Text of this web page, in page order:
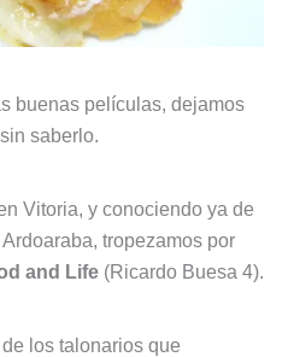
buenas películas, dejamos
saberlo.
Vitoria, y conociendo ya de
tropezamos por
and Life(Ricardo Buesa 4).
los talonarios que